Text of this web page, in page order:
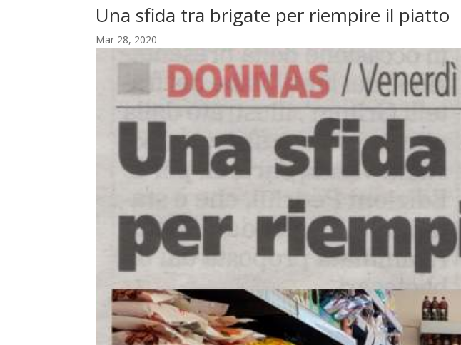
Una sfida tra brigate per riempire il piatto
Mar 28, 2020